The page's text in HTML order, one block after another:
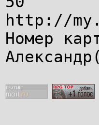
http://
Номер